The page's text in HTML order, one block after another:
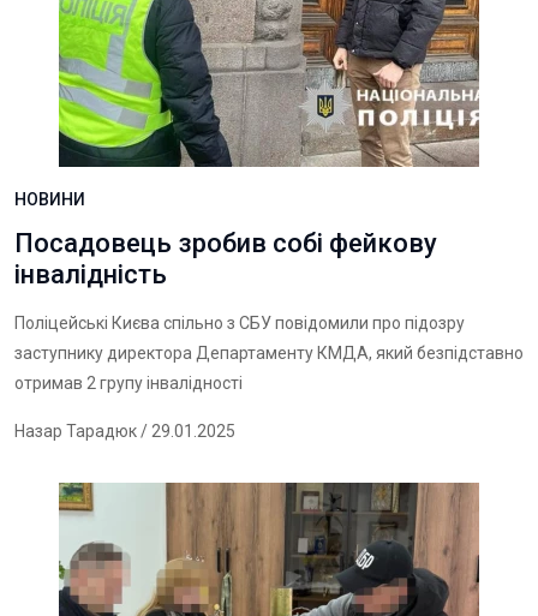
НОВИНИ
Посадовець зробив собі фейкову
інвалідність
Поліцейські Києва спільно з СБУ повідомили про підозру
заступнику директора Департаменту КМДА, який безпідставно
отримав 2 групу інвалідності
Назар Тарадюк/ 29.01.2025